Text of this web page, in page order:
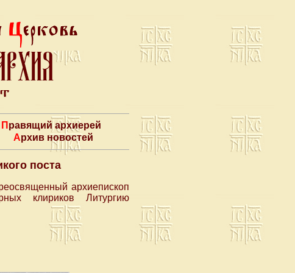
Правящий архиерей
Архив новостей
поста
архиепископ
клириков Литургию